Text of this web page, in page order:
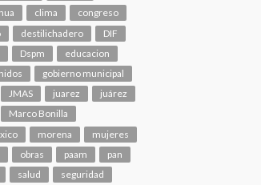
clima
congreso
destilichadero
DIF
Dspm
educacion
gobierno municipal
JMAS juarez
juárez
Marco Bonilla
morena
mujeres
obras paam
pan
salud
seguridad